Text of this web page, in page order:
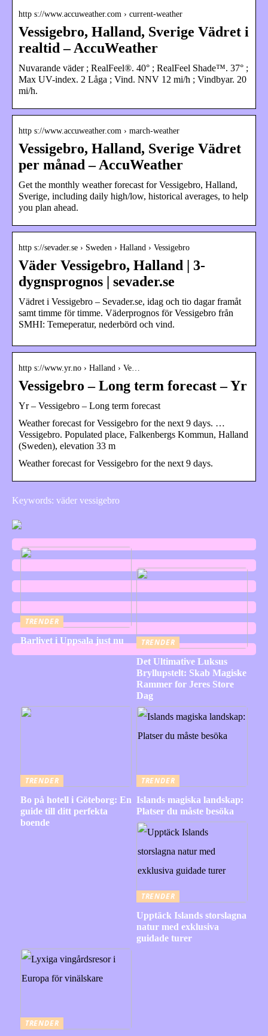
http s://www.accuweather.com › current-weather
Vessigebro, Halland, Sverige Vädret i
realtid – AccuWeather
Nuvarande väder ; RealFeel®. 40° ; RealFeel Shade™. 37° ;
Max UV-index. 2 Låga ; Vind. NNV 12 mi/h ; Vindbyar. 20
mi/h.
http s://www.accuweather.com › march-weather
Vessigebro, Halland, Sverige Vädret
per månad – AccuWeather
Get the monthly weather forecast for Vessigebro, Halland,
Sverige, including daily high/low, historical averages, to help
you plan ahead.
http s://sevader.se › Sweden › Halland › Vessigebro
Väder Vessigebro, Halland | 3-
dygnsprognos | sevader.se
Vädret i Vessigebro – Sevader.se, idag och tio dagar framåt
samt timme för timme. Väderprognos för Vessigebro från
SMHI: Temeperatur, nederbörd och vind.
http s://www.yr.no › Halland › Ve…
Vessigebro – Long term forecast – Yr
Yr – Vessigebro – Long term forecast
Weather forecast for Vessigebro for the next 9 days. …
Vessigebro. Populated place, Falkenbergs Kommun, Halland
(Sweden), elevation 33 m
Weather forecast for Vessigebro for the next 9 days.
Keywords: väder vessigebro
TRENDER
Barlivet i Uppsala just nu
TRENDER
Det Ultimative Luksus
Bryllupstelt: Skab Magiske
Rammer for Jeres Store
Dag
TRENDER
Bo på hotell i Göteborg: En
guide till ditt perfekta
boende
TRENDER
Islands magiska landskap:
Platser du måste besöka
TRENDER
Upptäck Islands storslagna
natur med exklusiva
guidade turer
TRENDER